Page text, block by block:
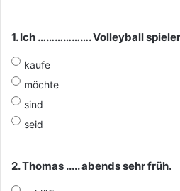
1. Ich ………………. Volleyball
kaufe
möchte
sind
seid
2. Thomas ..... abends sehr früh.